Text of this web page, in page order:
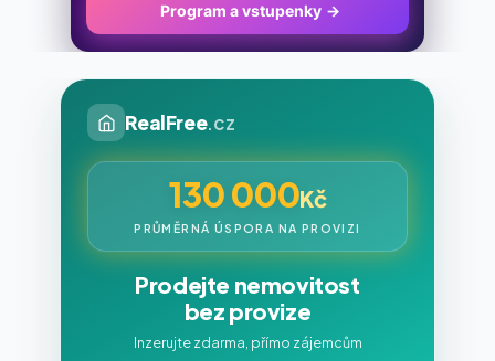
Program a vstupenky →
RealFree.cz
130 000Kč
PRŮMĚRNÁ ÚSPORA NA PROVIZI
Prodejte nemovitost
bez provize
Inzerujte zdarma, přímo zájemcům